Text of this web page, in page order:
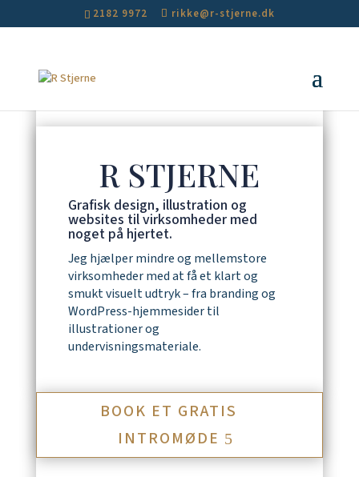
2182 9972 rikke@r-stjerne.dk
R STJERNE
Grafisk design, illustration og
websites til virksomheder med
noget på hjertet.
Jeg hjælper mindre og mellemstore
virksomheder med at få et klart og
smukt visuelt udtryk – fra branding og
WordPress-hjemmesider til
illustrationer og
undervisningsmateriale.
BOOK ET GRATIS
INTROMØDE